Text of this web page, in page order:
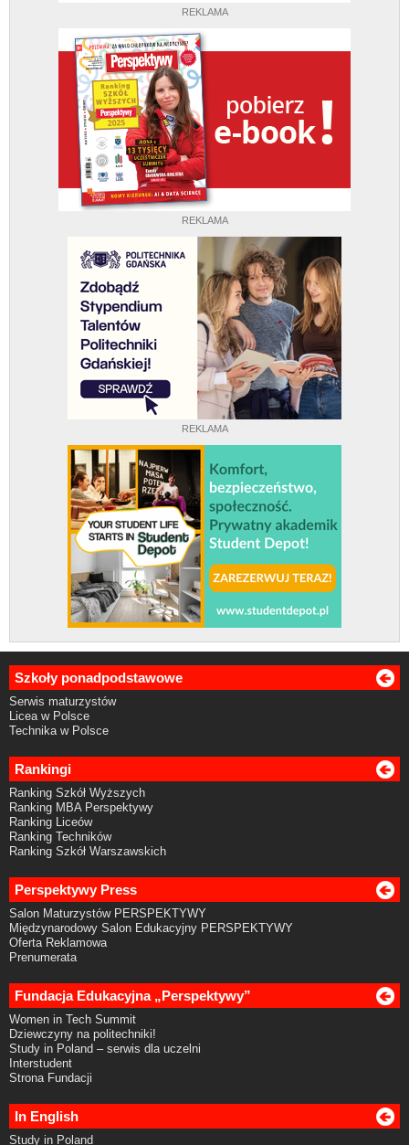
REKLAMA
REKLAMA
REKLAMA
Szkoły ponadpodstawowe
Serwis maturzystów
Licea w Polsce
Technika w Polsce
Rankingi
Ranking Szkół Wyższych
Ranking MBA Perspektywy
Ranking Liceów
Ranking Techników
Ranking Szkół Warszawskich
Perspektywy Press
Salon Maturzystów PERSPEKTYWY
Międzynarodowy Salon Edukacyjny PERSPEKTYWY
Oferta Reklamowa
Prenumerata
Fundacja Edukacyjna „Perspektywy”
Women in Tech Summit
Dziewczyny na politechniki!
Study in Poland – serwis dla uczelni
Interstudent
Strona Fundacji
In English
Study in Poland